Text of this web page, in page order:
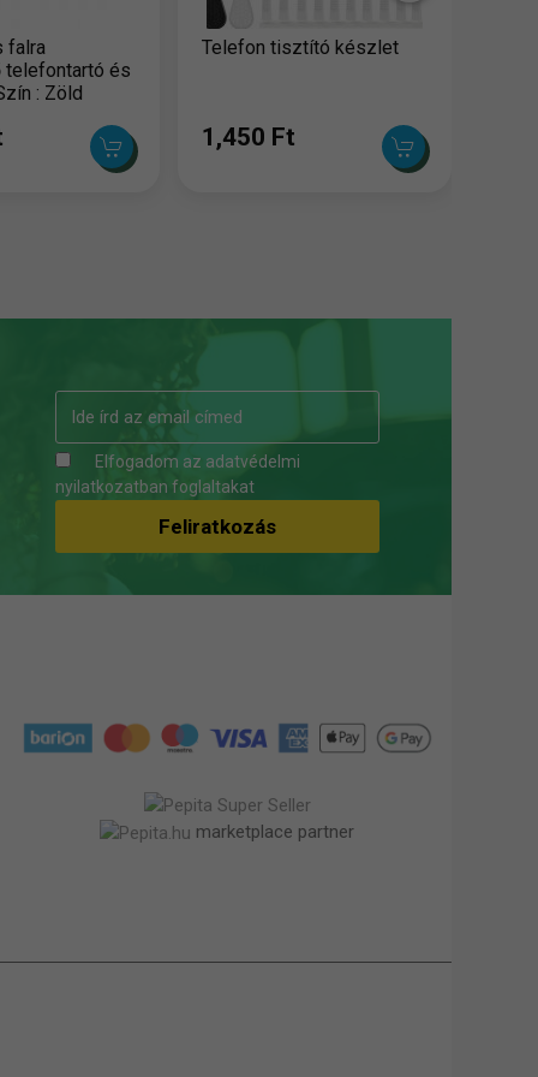
falra
telefontartó és
: Zöld
Telefon tisztító készlet
1,450 Ft
Elfogadom az adatvédelmi
nyilatkozatban foglaltakat
marketplace partner